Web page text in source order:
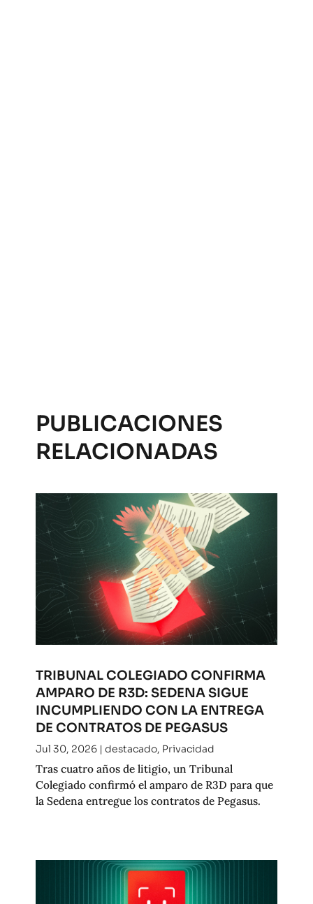
PUBLICACIONES
RELACIONADAS
TRIBUNAL COLEGIADO CONFIRMA
AMPARO DE R3D: SEDENA SIGUE
INCUMPLIENDO CON LA ENTREGA
DE CONTRATOS DE PEGASUS
Jul 30, 2026| destacado, Privacidad
Tras cuatro años de litigio, un Tribunal
Colegiado confirmó el amparo de R3D para que
la Sedena entregue los contratos de Pegasus.